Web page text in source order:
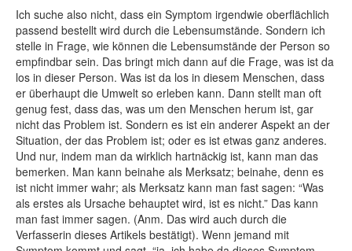
Ich suche also nicht, dass ein Symptom irgendwie oberflächlich
passend bestellt wird durch die Lebensumstände. Sondern ich
stelle in Frage, wie können die Lebensumstände der Person so
empfindbar sein. Das bringt mich dann auf die Frage, was ist da
los in dieser Person. Was ist da los in diesem Menschen, dass
er überhaupt die Umwelt so erleben kann. Dann stellt man oft
genug fest, dass das, was um den Menschen herum ist, gar
nicht das Problem ist. Sondern es ist ein anderer Aspekt an der
Situation, der das Problem ist; oder es ist etwas ganz anderes.
Und nur, indem man da wirklich hartnäckig ist, kann man das
bemerken. Man kann beinahe als Merksatz; beinahe, denn es
ist nicht immer wahr; als Merksatz kann man fast sagen: “Was
als erstes als Ursache behauptet wird, ist es nicht.” Das kann
man fast immer sagen. (Anm. Das wird auch durch die
Verfasserin dieses Artikels bestätigt). Wenn jemand mit